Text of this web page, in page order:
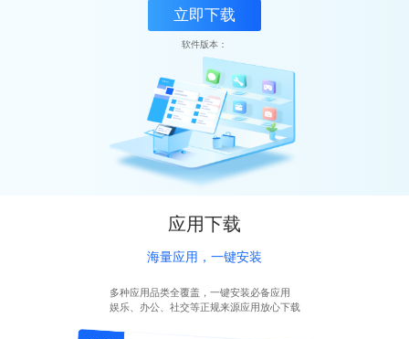
立即下载
软件版本：
应用下载
海量应用，一键安装
多种应用品类全覆盖，一键安装必备应用
娱乐、办公、社交等正规来源应用放心下载